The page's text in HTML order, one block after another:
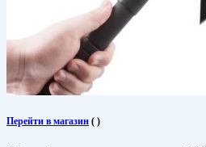
Перейти в магазин ( )